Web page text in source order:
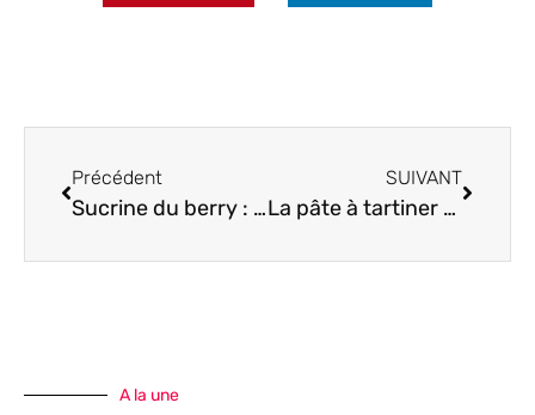
Précédent
Sucrine du berry : le secret gourmand pour éblouir vos papilles
SUIVANT
La pâte à tartiner amande : votre nouvel incontournable gourmand !
A la une